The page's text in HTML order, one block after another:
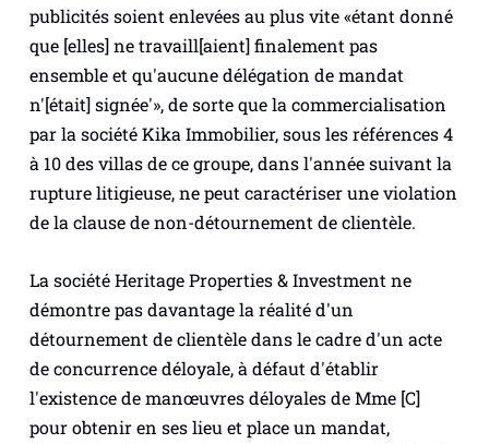
publicités soient enlevées au plus vite «étant donné
que [elles] ne travaill[aient] finalement pas
ensemble et qu'aucune délégation de mandat
n'[était] signée'», de sorte que la commercialisation
par la société Kika Immobilier, sous les références 4
à 10 des villas de ce groupe, dans l'année suivant la
rupture litigieuse, ne peut caractériser une violation
de la clause de non-détournement de clientèle.
La société Heritage Properties & Investment ne
démontre pas davantage la réalité d'un
détournement de clientèle dans le cadre d'un acte
de concurrence déloyale, à défaut d'établir
l'existence de manœuvres déloyales de Mme [C]
pour obtenir en ses lieu et place un mandat,